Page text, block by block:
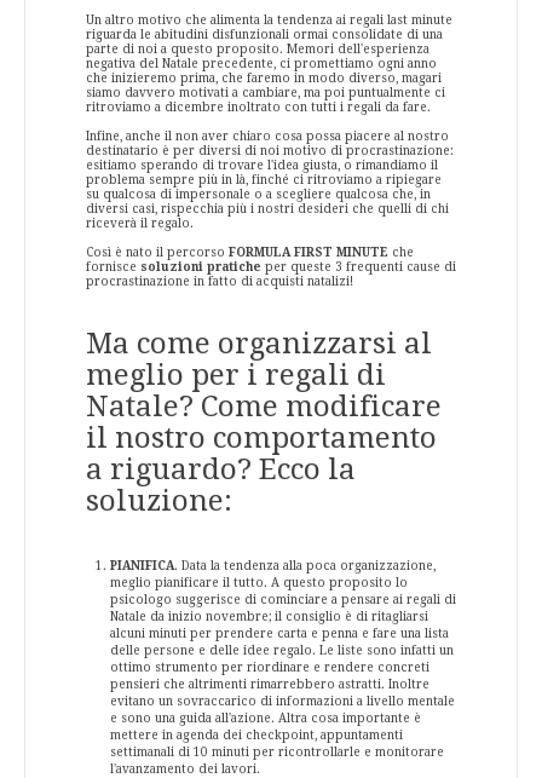
Un altro motivo che alimenta la tendenza ai regali last minute
riguarda le abitudini disfunzionali ormai consolidate di una
parte di noi a questo proposito. Memori dell'esperienza
negativa del Natale precedente, ci promettiamo ogni anno
che inizieremo prima, che faremo in modo diverso, magari
siamo davvero motivati a cambiare, ma poi puntualmente ci
ritroviamo a dicembre inoltrato con tutti i regali da fare.
Infine, anche il non aver chiaro cosa possa piacere al nostro
destinatario è per diversi di noi motivo di procrastinazione:
esitiamo sperando di trovare l'idea giusta, o rimandiamo il
problema sempre più in là, finché ci ritroviamo a ripiegare
su qualcosa di impersonale o a scegliere qualcosa che, in
diversi casi, rispecchia più i nostri desideri che quelli di chi
riceverà il regalo.
Così è nato il percorso FORMULA FIRST MINUTE che
fornisce soluzioni pratiche per queste 3 frequenti cause di
procrastinazione in fatto di acquisti natalizi!
Ma come organizzarsi al
meglio per i regali di
Natale? Come modificare
il nostro comportamento
a riguardo? Ecco la
soluzione:
PIANIFICA. Data la tendenza alla poca organizzazione,
meglio pianificare il tutto. A questo proposito lo
psicologo suggerisce di cominciare a pensare ai regali di
Natale da inizio novembre; il consiglio è di ritagliarsi
alcuni minuti per prendere carta e penna e fare una lista
delle persone e delle idee regalo. Le liste sono infatti un
ottimo strumento per riordinare e rendere concreti
pensieri che altrimenti rimarrebbero astratti. Inoltre
evitano un sovraccarico di informazioni a livello mentale
e sono una guida all'azione. Altra cosa importante è
mettere in agenda dei checkpoint, appuntamenti
settimanali di 10 minuti per ricontrollarle e monitorare
l'avanzamento dei lavori.